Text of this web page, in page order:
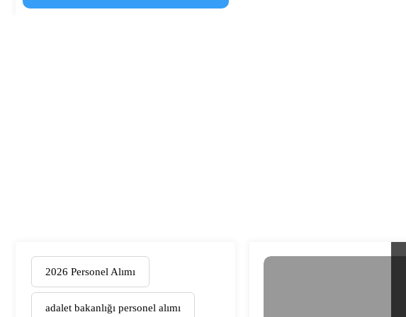
2026 Personel Alımı
adalet bakanlığı personel alımı